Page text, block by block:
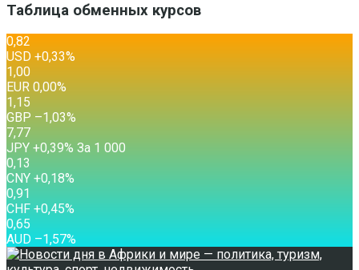
Таблица обменных курсов
0,82
USD +0,33%
1,00
EUR 0,00%
1,15
GBP –1,03%
7,77
JPY +0,39% За 1 000
0,13
CNY +0,18%
0,91
CHF +0,45%
0,65
AUD –1,57%